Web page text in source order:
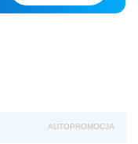
AUTOPROMOCJA